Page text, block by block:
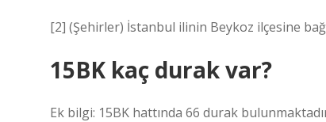
[2] (Şehirler) İstanbul ilinin Beykoz ilçesine
15BK kaç durak var?
Ek bilgi: 15BK hattında 66 durak